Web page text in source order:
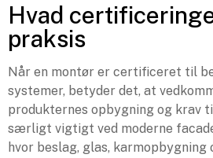
Hvad
praksis
Når en montør er certificeret til
systemer, betyder det, at
produkternes opbygning og krav
særligt vigtigt ved moderne
hvor beslag, glas,